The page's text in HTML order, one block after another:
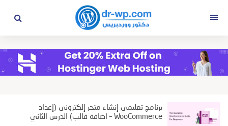
برنامج تعليمي إنشاء متجر إلكتروني (إعداد
WooCommerce – اضافة قالب) الدرس الثاني